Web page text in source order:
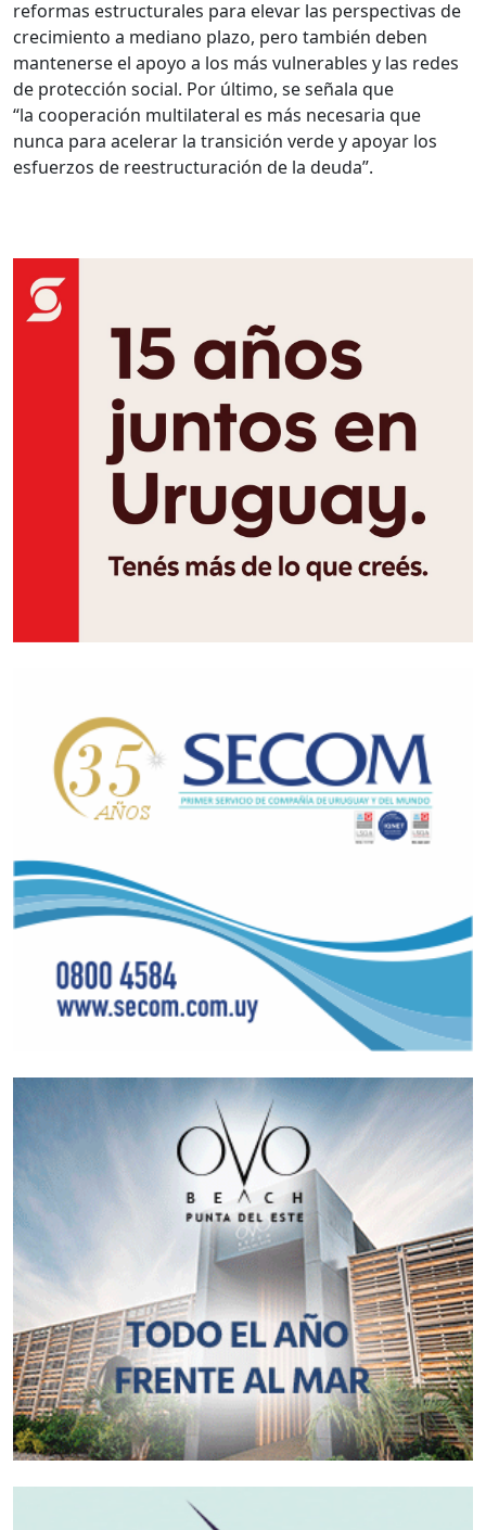
reformas estructurales para elevar las perspectivas de
crecimiento a mediano plazo, pero también deben
mantenerse el apoyo a los más vulnerables y las redes
de protección social. Por último, se señala que
“la cooperación multilateral es más necesaria que
nunca para acelerar la transición verde y apoyar los
esfuerzos de reestructuración de la deuda”.